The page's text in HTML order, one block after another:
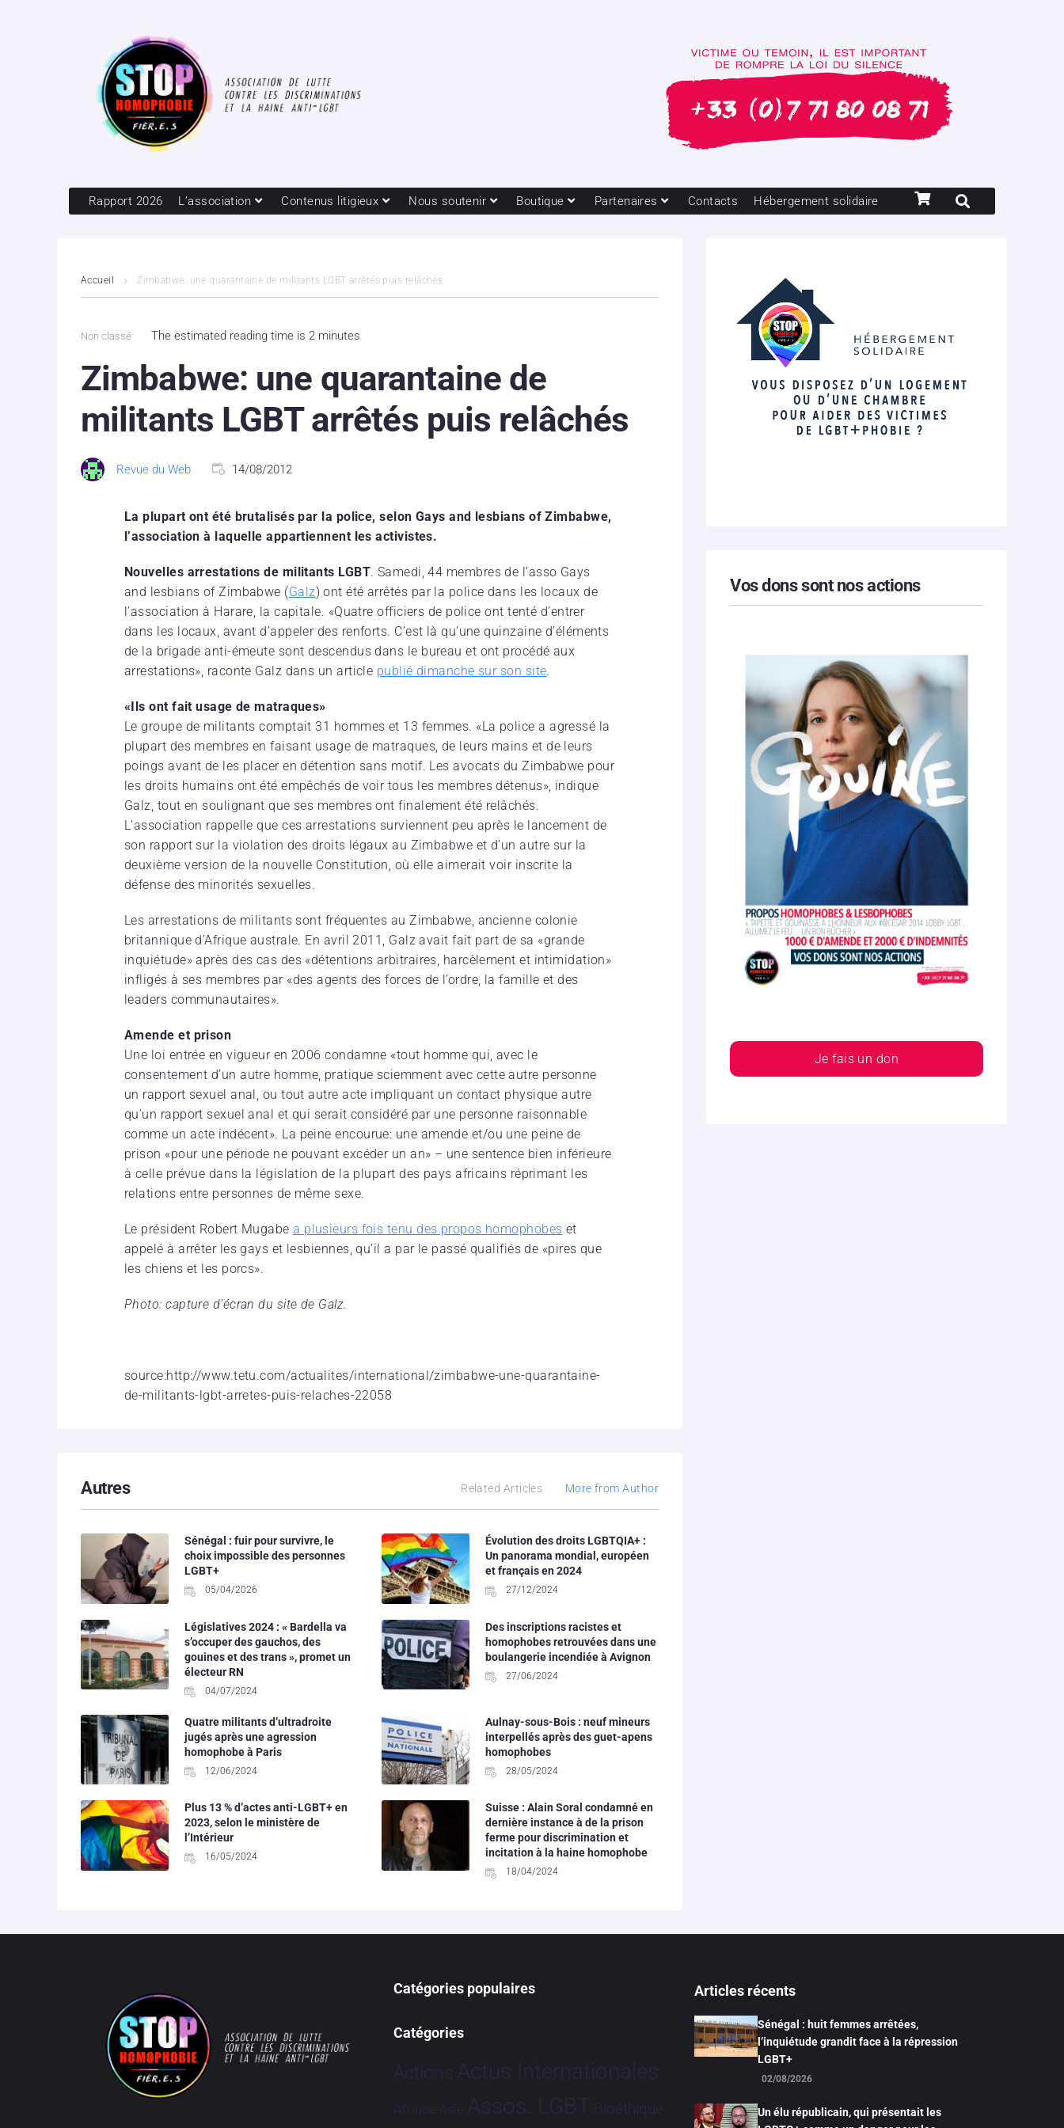
Rapport 2026 L’association Contenus litigieux Nous soutenir Boutique Partenaires Contacts Hébergement solidaire
Accueil Zimbabwe: une quarantaine de militants LGBT arrêtés puis relâchés
Non classé The estimated reading time is 2 minutes
Zimbabwe: une quarantaine de
militants LGBT arrêtés puis relâchés
Revue du Web 14/08/2012
La plupart ont été brutalisés par la police, selon Gays and lesbians of Zimbabwe,
l’association à laquelle appartiennent les activistes.
Nouvelles arrestations de militants LGBT. Samedi, 44 membres de l’asso Gays
and lesbians of Zimbabwe (Galz) ont été arrêtés par la police dans les locaux de
l’association à Harare, la capitale. «Quatre officiers de police ont tenté d’entrer
dans les locaux, avant d’appeler des renforts. C’est là qu’une quinzaine d’éléments
de la brigade anti-émeute sont descendus dans le bureau et ont procédé aux
arrestations», raconte Galz dans un article publié dimanche sur son site.
«Ils ont fait usage de matraques»
Le groupe de militants comptait 31 hommes et 13 femmes. «La police a agressé la
plupart des membres en faisant usage de matraques, de leurs mains et de leurs
poings avant de les placer en détention sans motif. Les avocats du Zimbabwe pour
les droits humains ont été empêchés de voir tous les membres détenus», indique
Galz, tout en soulignant que ses membres ont finalement été relâchés.
L’association rappelle que ces arrestations surviennent peu après le lancement de
son rapport sur la violation des droits légaux au Zimbabwe et d’un autre sur la
deuxième version de la nouvelle Constitution, où elle aimerait voir inscrite la
défense des minorités sexuelles.
Les arrestations de militants sont fréquentes au Zimbabwe, ancienne colonie
britannique d’Afrique australe. En avril 2011, Galz avait fait part de sa «grande
inquiétude» après des cas des «détentions arbitraires, harcèlement et intimidation»
infligés à ses membres par «des agents des forces de l’ordre, la famille et des
leaders communautaires».
Amende et prison
Une loi entrée en vigueur en 2006 condamne «tout homme qui, avec le
consentement d’un autre homme, pratique sciemment avec cette autre personne
un rapport sexuel anal, ou tout autre acte impliquant un contact physique autre
qu’un rapport sexuel anal et qui serait considéré par une personne raisonnable
comme un acte indécent». La peine encourue: une amende et/ou une peine de
prison «pour une période ne pouvant excéder un an» – une sentence bien inférieure
à celle prévue dans la législation de la plupart des pays africains réprimant les
relations entre personnes de même sexe.
Le président Robert Mugabea plusieurs fois tenu des propos homophobes et
appelé à arrêter les gays et lesbiennes, qu’il a par le passé qualifiés de «pires que
les chiens et les porcs».
Photo: capture d’écran du site de Galz.
source:http://www.tetu.com/actualites/international/zimbabwe-une-quarantaine-
de-militants-lgbt-arretes-puis-relaches-22058
Autres Related Articles More from Author
Sénégal : fuir pour survivre, le
choix impossible des personnes
LGBT+
05/04/2026
Évolution des droits LGBTQIA+ :
Un panorama mondial, européen
et français en 2024
27/12/2024
Législatives 2024 : « Bardella va
s’occuper des gauchos, des
gouines et des trans », promet un
électeur RN
04/07/2024
Des inscriptions racistes et
homophobes retrouvées dans une
boulangerie incendiée à Avignon
27/06/2024
Quatre militants d’ultradroite
jugés après une agression
homophobe à Paris
12/06/2024
Aulnay-sous-Bois : neuf mineurs
interpellés après des guet-apens
homophobes
28/05/2024
Plus 13 % d’actes anti-LGBT+ en
2023, selon le ministère de
l’Intérieur
16/05/2024
Suisse : Alain Soral condamné en
dernière instance à de la prison
ferme pour discrimination et
incitation à la haine homophobe
18/04/2024
Vos dons sont nos actions
Je fais un don
Catégories populaires
Catégories
Actions Actus Internationales
Afrique Asie Assos. LGBT Bioéthique
Articles récents
Sénégal : huit femmes arrêtées,
l’inquiétude grandit face à la répression
LGBT+
02/08/2026
Un élu républicain, qui présentait les